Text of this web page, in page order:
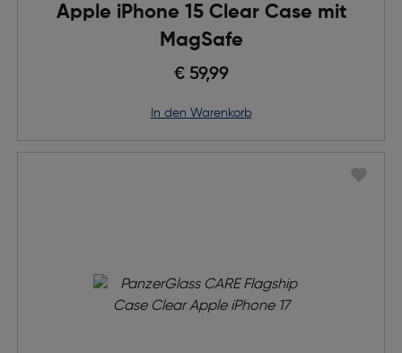
Apple iPhone 15 Clear Case mit
MagSafe
€ 59,99
in den Warenkorb